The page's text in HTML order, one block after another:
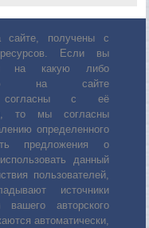
сайте, получены с
ресурсов. Если вы
на какую либо
на сайте
с её
то мы согласны
определенного
предложения о
данный
пользователей,
источники
авторского
автоматически,